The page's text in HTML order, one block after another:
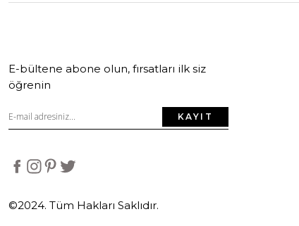
E-bültene abone olun, fırsatları ilk siz
öğrenin
KAYIT
©2024. Tüm Hakları Saklıdır.